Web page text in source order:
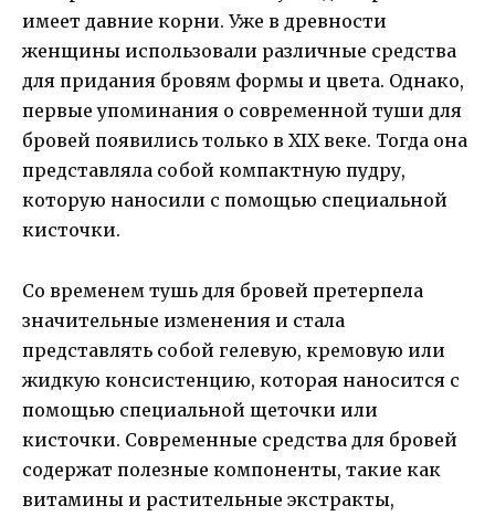
имеет давние корни. Уже в древности
женщины использовали различные средства
для придания бровям формы и цвета. Однако,
первые упоминания о современной туши для
бровей появились только в XIX веке. Тогда она
представляла собой компактную пудру,
которую наносили с помощью специальной
кисточки.
Со временем тушь для бровей претерпела
значительные изменения и стала
представлять собой гелевую, кремовую или
жидкую консистенцию, которая наносится с
помощью специальной щеточки или
кисточки. Современные средства для бровей
содержат полезные компоненты, такие как
витамины и растительные экстракты,